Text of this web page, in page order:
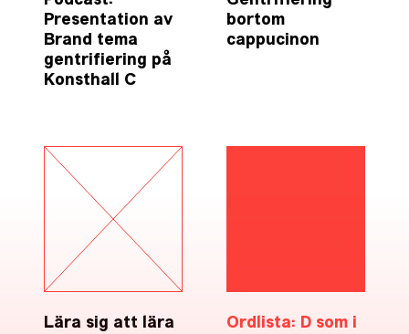
Presentation av
Brand tema
gentrifiering på
Konsthall C
bortom
cappucinon
Lära sig att lära
Ordlista: D som i